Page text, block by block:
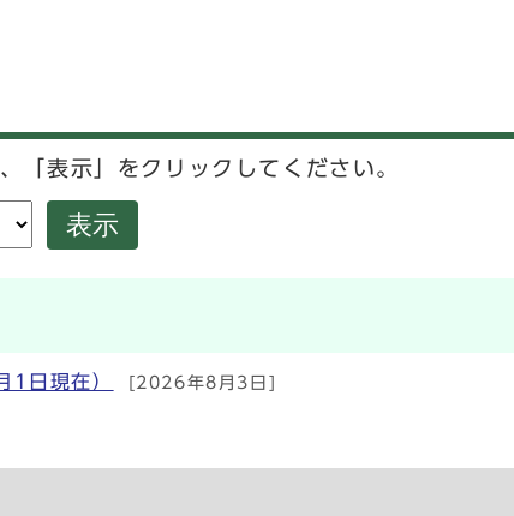
「表示」をクリックしてください。
表示
日現在） [2026年8月3日]